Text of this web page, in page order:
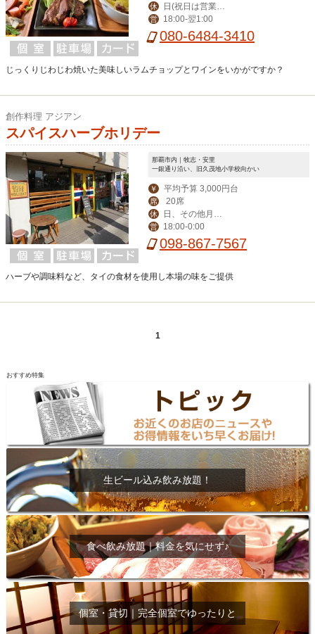
休
月曜振替休)
営 18:00‐翌1:00
080-6484-3410
じっくりじわじわ焼いた美味しいラムチョップとワインをいかがですか？
創作料理 アジアン
スパイスハーブホリデー
那覇市内｜牧志・安里
一銀通り沿い、旧久茂地小学校向かい
￥ 平均予算 3,000円台
席 20席
休
回不定休
営 18:00-0:00
098-867-7567
ハーブや調味料など、タイの食材を使用し本場の味をご提供
1
おすすめ特集
生ビール込み飲み放題！
食べ飲み放題｜料金を気にせず♪
個室・貸切｜完全個室でゆったりと